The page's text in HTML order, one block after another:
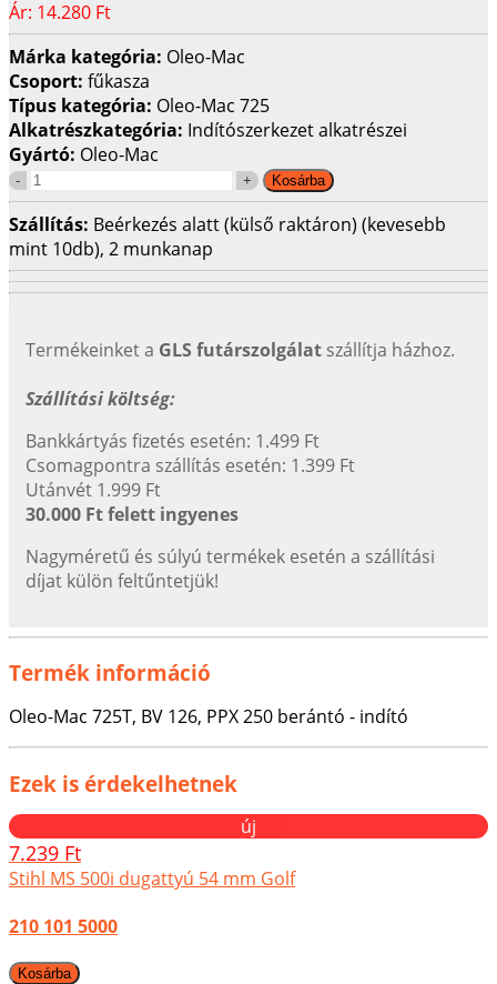
Ár: 14.280 Ft
Márka kategória: Oleo-Mac
Csoport: fűkasza
Típus kategória: Oleo-Mac 725
Alkatrészkategória: Indítószerkezet alkatrészei
Gyártó: Oleo-Mac
Szállítás: Beérkezés alatt (külső raktáron) (kevesebb
mint 10db), 2 munkanap
Termékeinket a GLS futárszolgálat szállítja házhoz.
Szállítási költség:
Bankkártyás fizetés esetén: 1.499 Ft
Csomagpontra szállítás esetén: 1.399 Ft
Utánvét 1.999 Ft
30.000 Ft felett ingyenes
Nagyméretű és súlyú termékek esetén a szállítási
díjat külön feltűntetjük!
Termék információ
Oleo-Mac 725T, BV 126, PPX 250 berántó - indító
Ezek is érdekelhetnek
új
7.239 Ft
Stihl MS 500i dugattyú 54 mm Golf
210 101 5000